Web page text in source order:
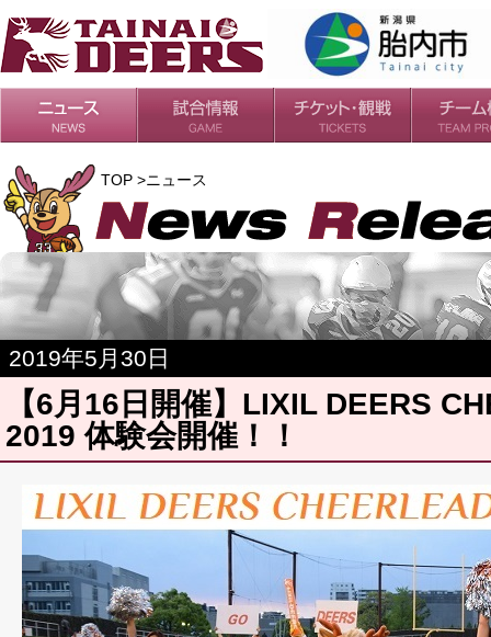
TOP >ニュース
2019年5月30日
【6月16日開催】LIXIL DEERS
2019 体験会開催！！